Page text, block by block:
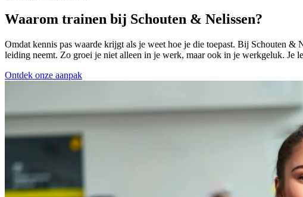
Waarom trainen bij Schouten & Nelissen?
Omdat kennis pas waarde krijgt als je weet hoe je die toepast. Bij Schouten &
leiding neemt. Zo groei je niet alleen in je werk, maar ook in je werkgeluk. Je
Ontdek onze aanpak